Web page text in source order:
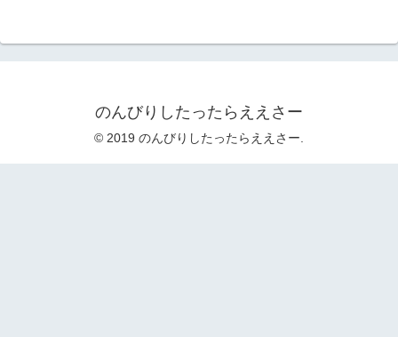
のんびりしたったらええさー
© 2019 のんびりしたったらええさー.